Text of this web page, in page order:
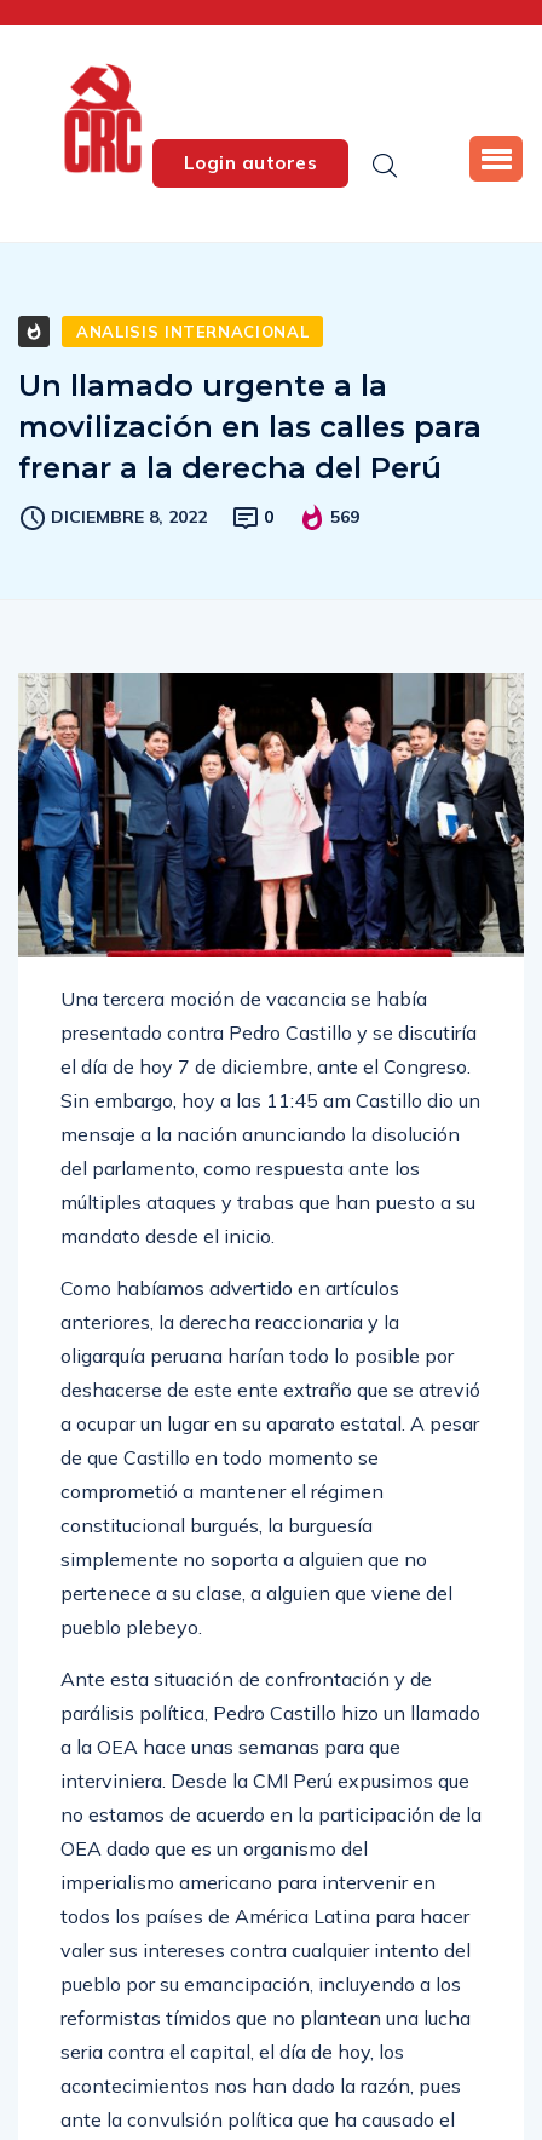
Login autores
ANALISIS INTERNACIONAL
Un llamado urgente a la
movilización en las calles para
frenar a la derecha del Perú
DICIEMBRE 8, 2022 0 569
Una tercera moción de vacancia se había
presentado contra Pedro Castillo y se discutiría
el día de hoy 7 de diciembre, ante el Congreso.
Sin embargo, hoy a las 11:45 am Castillo dio un
mensaje a la nación anunciando la disolución
del parlamento, como respuesta ante los
múltiples ataques y trabas que han puesto a su
mandato desde el inicio.
Como habíamos advertido en artículos
anteriores, la derecha reaccionaria y la
oligarquía peruana harían todo lo posible por
deshacerse de este ente extraño que se atrevió
a ocupar un lugar en su aparato estatal. A pesar
de que Castillo en todo momento se
comprometió a mantener el régimen
constitucional burgués, la burguesía
simplemente no soporta a alguien que no
pertenece a su clase, a alguien que viene del
pueblo plebeyo.
Ante esta situación de confrontación y de
parálisis política, Pedro Castillo hizo un llamado
a la OEA hace unas semanas para que
interviniera. Desde la CMI Perú expusimos que
no estamos de acuerdo en la participación de la
OEA dado que es un organismo del
imperialismo americano para intervenir en
todos los países de América Latina para hacer
valer sus intereses contra cualquier intento del
pueblo por su emancipación, incluyendo a los
reformistas tímidos que no plantean una lucha
seria contra el capital, el día de hoy, los
acontecimientos nos han dado la razón, pues
ante la convulsión política que ha causado el